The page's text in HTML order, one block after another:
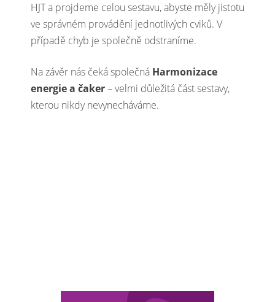
HJT a projdeme celou sestavu, abyste měly jistotu
ve správném provádění jednotlivých cviků. V
případě chyb je společně odstraníme.
Na závěr nás čeká společná Harmonizace
energie a čaker– velmi důležitá část sestavy,
kterou nikdy nevynecháváme.